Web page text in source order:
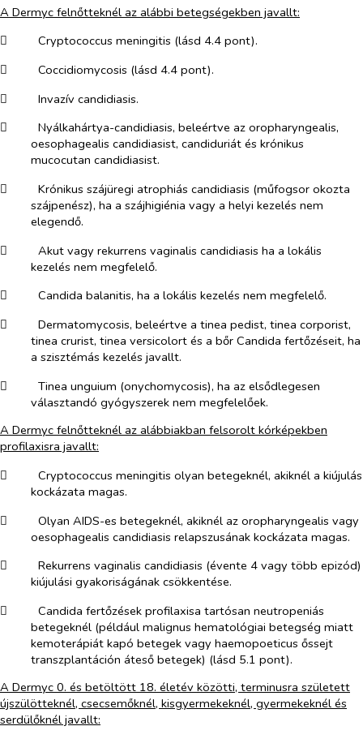
A Dermyc felnőtteknél az alábbi betegségekben javallt:
​
Cryptococcus meningitis (lásd 4.4 pont).
​
Coccidiomycosis (lásd 4.4 pont).
​
Invazív candidiasis.
​
Nyálkahártya-candidiasis, beleértve az oropharyngealis,
oesophagealis candidiasist, candiduriát és krónikus
mucocutan candidiasist.
​
Krónikus szájüregi atrophiás candidiasis (műfogsor okozta
szájpenész), ha a szájhigiénia vagy a helyi kezelés nem
elegendő.
​
Akut vagy rekurrens vaginalis candidiasis ha a lokális
kezelés nem megfelelő.
​
Candida balanitis, ha a lokális kezelés nem megfelelő.
​
Dermatomycosis, beleértve a tinea pedist, tinea corporist,
tinea crurist, tinea versicolort és a bőr Candida fertőzéseit, ha
a szisztémás kezelés javallt.
​
Tinea unguium (onychomycosis), ha az elsődlegesen
választandó gyógyszerek nem megfelelőek.
A Dermyc felnőtteknél az alábbiakban felsorolt kórképekben
profilaxisra javallt:
​
Cryptococcus meningitis olyan betegeknél, akiknél a kiújulás
kockázata magas.
​
Olyan AIDS-es betegeknél, akiknél az oropharyngealis vagy
oesophagealis candidiasis relapszusának kockázata magas.
​
Rekurrens vaginalis candidiasis (évente 4 vagy több epizód)
kiújulási gyakoriságának csökkentése.
​
Candida fertőzések profilaxisa tartósan neutropeniás
betegeknél (például malignus hematológiai betegség miatt
kemoterápiát kapó betegek vagy haemopoeticus őssejt
transzplantáción áteső betegek) (lásd 5.1 pont).
A Dermyc 0. és betöltött 18. életév közötti, terminusra született
újszülötteknél, csecsemőknél, kisgyermekeknél, gyermekeknél és
serdülőknél javallt: